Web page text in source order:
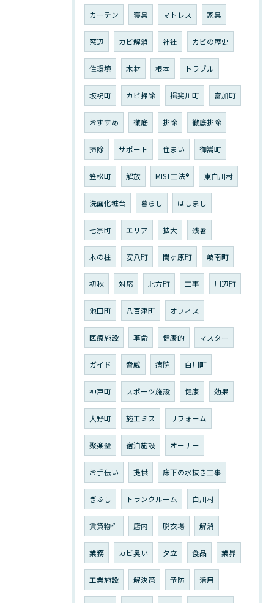
カーテン 寝具 マトレス 家具
窓辺 カビ解消 神社 カビの歴史
住環境 木材 根本 トラブル
坂祝町 カビ掃除 揖斐川町 富加町
おすすめ 徹底 排除 徹底排除
掃除 サポート 住まい 御嵩町
笠松町 解放 MIST工法®︎ 東白川村
洗面化粧台 暮らし はしまし
七宗町 エリア 拡大 残暑
木の柱 安八町 関ヶ原町 岐南町
初秋 対応 北方町 工事 川辺町
池田町 八百津町 オフィス
医療施設 革命 健康的 マスター
ガイド 脅威 病院 白川町
神戸町 スポーツ施設 健康 効果
大野町 施工ミス リフォーム
聚楽壁 宿泊施設 オーナー
お手伝い 提供 床下の水抜き工事
ぎふし トランクルーム 白川村
賃貸物件 店内 脱衣場 解消
業務 カビ臭い 夕立 食品 業界
工業施設 解決策 予防 活用